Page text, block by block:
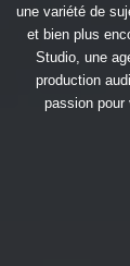
une variété de
et bien plus
Studio, une
production
passion